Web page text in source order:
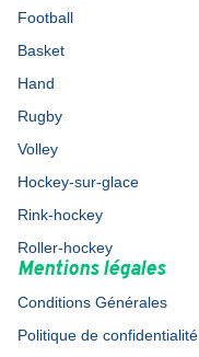
Football
Basket
Hand
Rugby
Volley
Hockey-sur-glace
Rink-hockey
Roller-hockey
Mentions légales
Conditions Générales
Politique de confidentialité